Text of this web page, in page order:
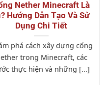
Nether Minecraft Là
Hướng Dẫn Tạo Và Sử
Dụng Chi Tiết
phá cách xây dựng cổng
trong Minecraft, các
thực hiện và những [...]